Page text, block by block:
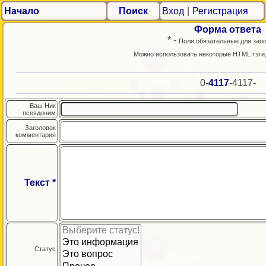
Начало Поиск Вход
Регистрация
Форма ответа
* - Поля обязательные для
Можно использовать некоторые HTML
0-4117-4117-
Ваш Ник
псевдоним
Заголовок
комментария
Текст *
Статус